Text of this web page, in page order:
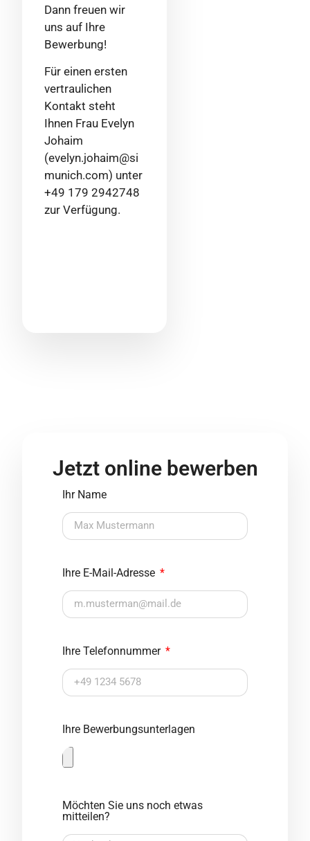
Dann freuen wir
uns auf Ihre
Bewerbung!
Für einen ersten
vertraulichen
Kontakt steht
Ihnen Frau Evelyn
Johaim
(evelyn.johaim@si
munich.com) unter
+49 179 2942748
zur Verfügung.
Jetzt online bewerben
Ihr Name
Ihre E-Mail-Adresse
Ihre Telefonnummer
Ihre Bewerbungsunterlagen
Möchten Sie uns noch etwas
mitteilen?